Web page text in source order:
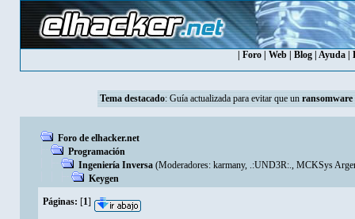
Foro| Web| Blog| Ayuda|
Tema destacado: Guía actualizada para evitar que un ransomware
Foro de elhacker.net
Programación
Ingeniería Inversa (Moderadores: karmany, .:UND3R:., MCKSys
Keygen
Páginas: [1]